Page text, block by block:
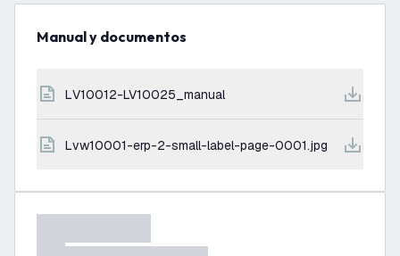
Manual y documentos
LV10012-LV10025_manual
lvw10001-erp-2-small-label-page-0001.jpg